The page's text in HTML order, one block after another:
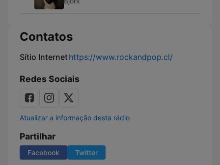
Contatos
Sítio Internethttps://www.rockandpop.cl/
Redes Sociais
Atualizar a informação desta rádio
Partilhar
Facebook Twitter